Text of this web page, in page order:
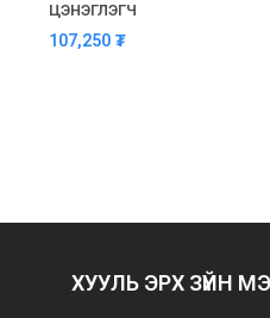
ЦЭНЭГЛЭГЧ
107,250 ₮
ХУУЛЬ ЭРХ ЗҮЙН